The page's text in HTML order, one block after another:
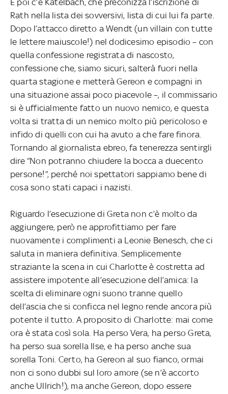
Rath nella lista dei sovversivi, lista di cui lui fa parte.
Dopo l’attacco diretto a Wendt (un villain con tutte
le lettere maiuscole!) nel dodicesimo episodio – con
quella confessione registrata di nascosto,
confessione che, siamo sicuri, salterà fuori nella
quarta stagione e metterà Gereon e compagni in
una situazione assai poco piacevole –, il commissario
si è ufficialmente fatto un nuovo nemico, e questa
volta si tratta di un nemico molto più pericoloso e
infido di quelli con cui ha avuto a che fare finora.
Tornando al giornalista ebreo, fa tenerezza sentirgli
dire “Non potranno chiudere la bocca a duecento
persone!”, perché noi spettatori sappiamo bene di
cosa sono stati capaci i nazisti.
Riguardo l’esecuzione di Greta non c’è molto da
aggiungere, però ne approfittiamo per fare
nuovamente i complimenti a Leonie Benesch, che ci
saluta in maniera definitiva. Semplicemente
straziante la scena in cui Charlotte è costretta ad
assistere impotente all’esecuzione dell’amica: la
scelta di eliminare ogni suono tranne quello
dell’ascia che si conficca nel legno rende ancora più
potente il tutto. A proposito di Charlotte: mai come
ora è stata così sola. Ha perso Vera, ha perso Greta,
ha perso sua sorella Ilse, e ha perso anche sua
sorella Toni. Certo, ha Gereon al suo fianco, ormai
non ci sono dubbi sul loro amore (se n’è accorto
anche Ullrich!), ma anche Gereon, dopo essere